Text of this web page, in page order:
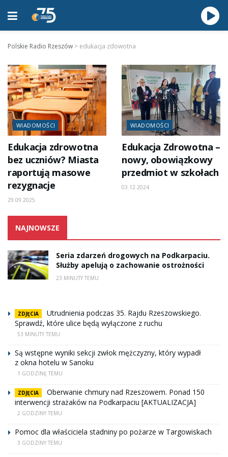
Polskie Radio Rzeszów > edukacja zdowotna
WIADOMOŚCI
Edukacja zdrowotna
bez uczniów? Miasta
raportują masowe
rezygnacje
29.09.2025
WIADOMOŚCI
Edukacja Zdrowotna –
nowy, obowiązkowy
przedmiot w szkołach
03.12.2024
NAJNOWSZE
Seria zdarzeń drogowych na Podkarpaciu.
Służby apelują o zachowanie ostrożności
23 MINUTY TEMU
ZDJĘCIA
Utrudnienia podczas 35. Rajdu Rzeszowskiego.
Sprawdź, które ulice będą wyłączone z ruchu
53 MINUTY TEMU
Są wstępne wyniki sekcji zwłok mężczyzny, który wypadł
z okna hotelu w Sanoku
1 GODZINĘ TEMU
ZDJĘCIA
Oberwanie chmury nad Rzeszowem. Ponad 150
interwencji strażaków na Podkarpaciu [AKTUALIZACJA]
2 GODZINY TEMU
Pomoc dla właściciela stadniny po pożarze w Targowiskach
3 GODZINY TEMU